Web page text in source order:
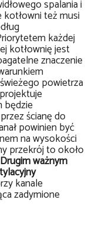
spalania i
też musi
każdej
kotłownię jest
znaczenie
powietrza
będzie
ścianę do
powinien być
na wysokości
przekrój to około
Drugim ważnym
kanale
zadymione